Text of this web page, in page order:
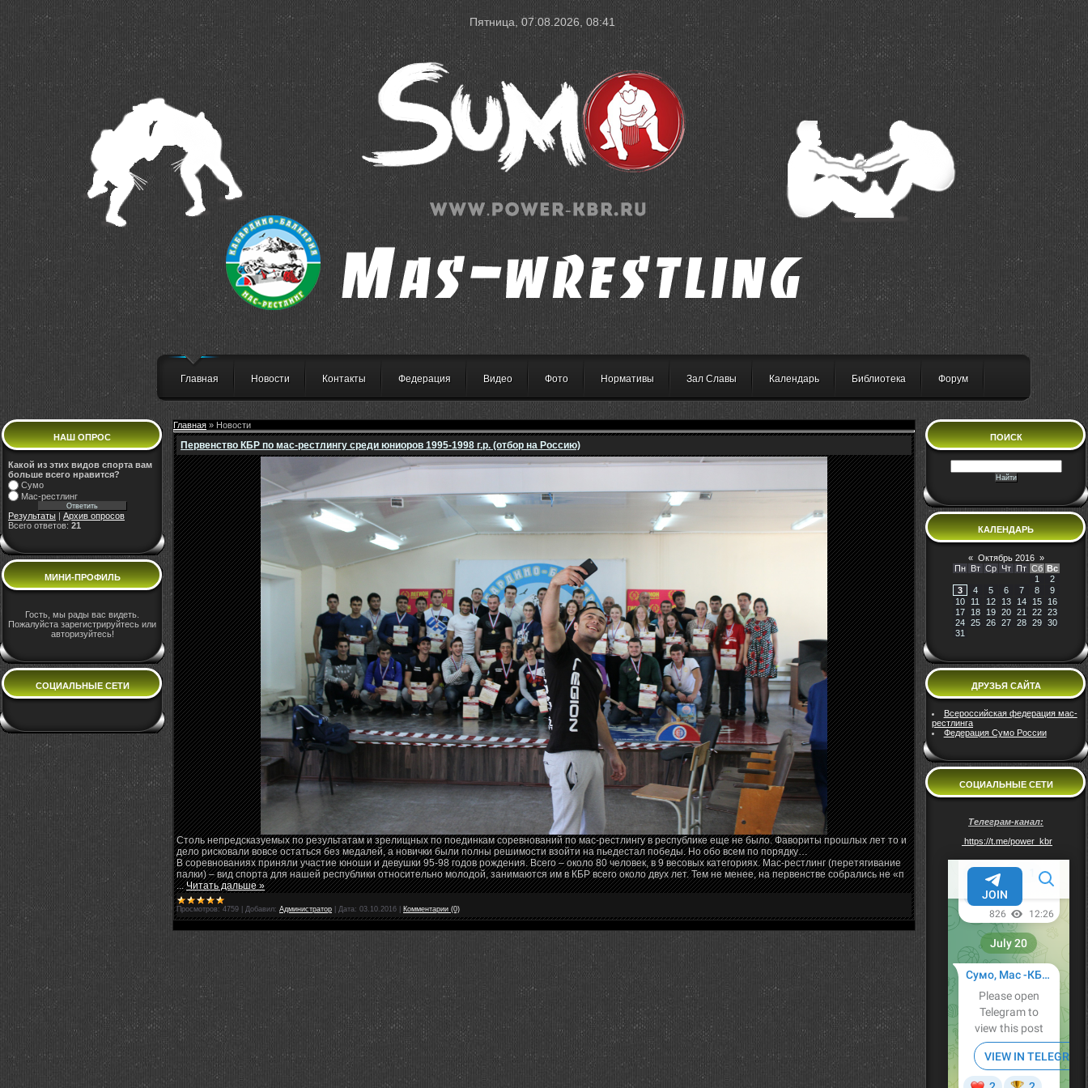
Пятница, 07.08.2026, 08:41
Главная Новости Контакты Федерация Видео Фото Нормативы Зал Славы Календарь Библиотека Форум
НАШ ОПРОС
Какой из этих видов спорта вам
больше всего нравится?
Сумо
Мас-рестлинг
Результаты
Архив опросов
Всего ответов: 21
МИНИ-ПРОФИЛЬ
Гость, мы рады вас видеть.
Пожалуйста зарегистрируйтесь или
авторизуйтесь!
СОЦИАЛЬНЫЕ СЕТИ
Главная » Новости
Первенство КБР по мас-рестлингу среди юниоров 1995-1998 г.р. (отбор на Россию)
Столь непредсказуемых по результатам и зрелищных по поединкам соревнований по мас-рестлингу в республике еще не было. Фавориты прошлых лет то и
дело рисковали вовсе остаться без медалей, а новички были полны решимости взойти на пьедестал победы. Но обо всем по порядку…
В соревнованиях приняли участие юноши и девушки 95-98 годов рождения. Всего – около 80 человек, в 9 весовых категориях. Мас-рестлинг (перетягивание
палки) – вид спорта для нашей республики относительно молодой, занимаются им в КБР всего около двух лет. Тем не менее, на первенстве собрались не «п
...Читать дальше »
Просмотров: 4759 Добавил: Администратор Дата: 03.10.2016 Комментарии (0)
ПОИСК
КАЛЕНДАРЬ
« Октябрь 2016 »
Пн
Вт Ср Чт Пт Сб Вс
1
2
3
4 5 6 7 8
9
10
11 12 13 14 15
16
17
18 19 20 21 22
23
24
25 26 27 28 29
30
31
ДРУЗЬЯ САЙТА
Всероссийская федерация мас-
рестлинга
Федерация Сумо России
СОЦИАЛЬНЫЕ СЕТИ
Телеграм-канал:
https://t.me/power_kbr